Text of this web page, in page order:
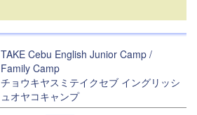
TAKE Cebu English Junior Camp /
Family Camp
チョウキヤスミテイクセブ イングリッシ
ュオヤコキャンプ